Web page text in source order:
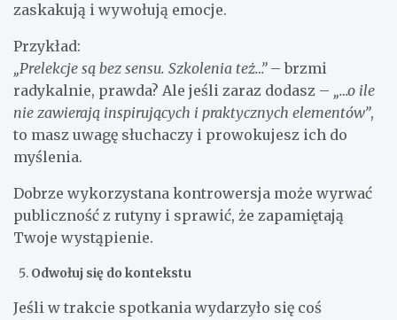
zaskakują i wywołują emocje.
Przykład:
„Prelekcje są bez sensu. Szkolenia też…”– brzmi
radykalnie, prawda? Ale jeśli zaraz dodasz – „…o ile
nie zawierają inspirujących i praktycznych elementów”,
to masz uwagę słuchaczy i prowokujesz ich do
myślenia.
Dobrze wykorzystana kontrowersja może wyrwać
publiczność z rutyny i sprawić, że zapamiętają
Twoje wystąpienie.
Odwołuj się do kontekstu
Jeśli w trakcie spotkania wydarzyło się coś